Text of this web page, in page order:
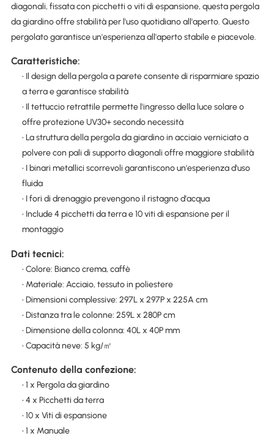
diagonali, fissata con picchetti o viti di espansione, questa pergola
da giardino offre stabilità per l'uso quotidiano all'aperto. Questo
pergolato garantisce un'esperienza all'aperto stabile e piacevole.
Caratteristiche:
• Il design della pergola a parete consente di risparmiare spazio
a terra e garantisce stabilità
• Il tettuccio retrattile permette l'ingresso della luce solare o
offre protezione UV30+ secondo necessità
• La struttura della pergola da giardino in acciaio verniciato a
polvere con pali di supporto diagonali offre maggiore stabilità
• I binari metallici scorrevoli garantiscono un'esperienza d'uso
fluida
• I fori di drenaggio prevengono il ristagno d'acqua
• Include 4 picchetti da terra e 10 viti di espansione per il
montaggio
Dati tecnici:
• Colore: Bianco crema, caffè
• Materiale: Acciaio, tessuto in poliestere
• Dimensioni complessive: 297L x 297P x 225A cm
• Distanza tra le colonne: 259L x 280P cm
• Dimensione della colonna: 40L x 40P mm
• Capacità neve: 5 kg/㎡
Contenuto della confezione:
• 1 x Pergola da giardino
• 4 x Picchetti da terra
• 10 x Viti di espansione
• 1 x Manuale